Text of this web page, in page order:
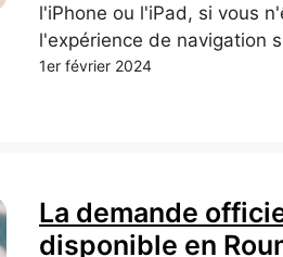
l'iPhone ou l'iPad, si vous
l'expérience de navigation
1er février 2024
La demande
disponible en